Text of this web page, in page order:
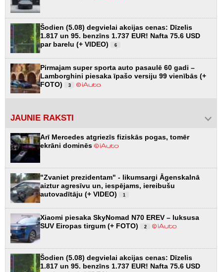
Šodien (5.08) degvielai akcijas cenas: Dīzelis
1.817 un 95. benzīns 1.737 EUR! Nafta 75.6 USD
par barelu (+ VIDEO)
6
Pirmajam super sporta auto pasaulē 60 gadi –
Lamborghini piesaka īpašo versiju 99 vienībās (+
FOTO)
3
JAUNIE RAKSTI
Arī Mercedes atgriezīs fiziskās pogas, tomēr
ekrāni dominēs
"Zvaniet prezidentam" - likumsargi Āgenskalnā
aiztur agresīvu un, iespējams, iereibušu
autovadītāju (+ VIDEO)
1
Xiaomi piesaka SkyNomad N70 EREV – luksusa
SUV Eiropas tirgum (+ FOTO)
2
Šodien (5.08) degvielai akcijas cenas: Dīzelis
1.817 un 95. benzīns 1.737 EUR! Nafta 75.6 USD